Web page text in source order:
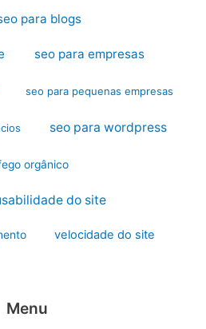
para blogs
seo para empresas
seo para pequenas empresas
seo para wordpress
orgânico
do site
velocidade do site
Menu